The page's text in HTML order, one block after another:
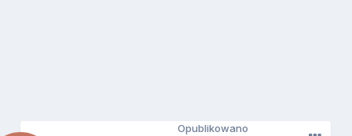
Opublikowano